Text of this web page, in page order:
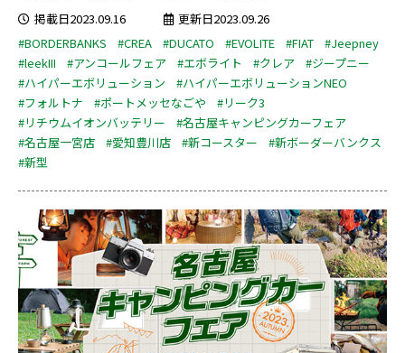
掲載日2023.09.16
更新日2023.09.26
#BORDERBANKS
#CREA #DUCATO #EVOLITE #FIAT
#Jeepney
#leekIII
#アンコールフェア #エボライト #クレア
#ジープニー
#ハイパーエボリューション
#ハイパーエボリューションNEO
#フォルトナ
#ポートメッセなごや
#リーク3
#リチウムイオンバッテリー
#名古屋キャンピングカーフェア
#名古屋一宮店
#愛知豊川店 #新コースター
#新ボーダーバンクス
#新型